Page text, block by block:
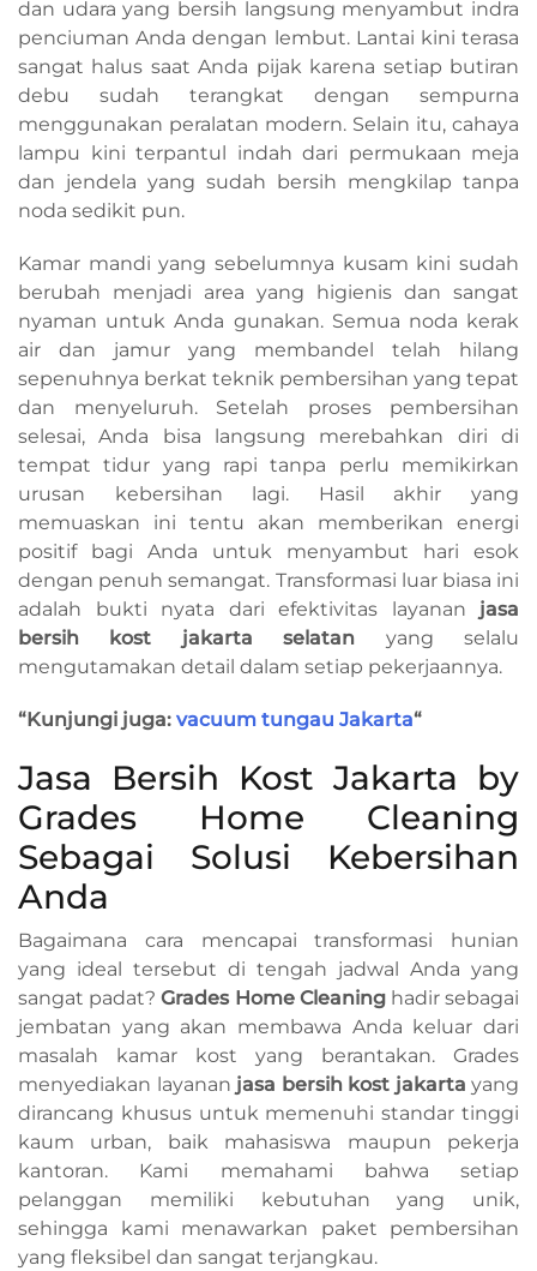
dan udara yang bersih langsung menyambut indra
penciuman Anda dengan lembut. Lantai kini terasa
sangat halus saat Anda pijak karena setiap butiran
debu sudah terangkat dengan sempurna
menggunakan peralatan modern. Selain itu, cahaya
lampu kini terpantul indah dari permukaan meja
dan jendela yang sudah bersih mengkilap tanpa
noda sedikit pun.
Kamar mandi yang sebelumnya kusam kini sudah
berubah menjadi area yang higienis dan sangat
nyaman untuk Anda gunakan. Semua noda kerak
air dan jamur yang membandel telah hilang
sepenuhnya berkat teknik pembersihan yang tepat
dan menyeluruh. Setelah proses pembersihan
selesai, Anda bisa langsung merebahkan diri di
tempat tidur yang rapi tanpa perlu memikirkan
urusan kebersihan lagi. Hasil akhir yang
memuaskan ini tentu akan memberikan energi
positif bagi Anda untuk menyambut hari esok
dengan penuh semangat. Transformasi luar biasa ini
adalah bukti nyata dari efektivitas layanan jasa
bersih kost jakarta selatan yang selalu
mengutamakan detail dalam setiap pekerjaannya.
“Kunjungi juga: vacuum tungau Jakarta“
Jasa Bersih Kost Jakarta by
Grades Home Cleaning
Sebagai Solusi Kebersihan
Anda
Bagaimana cara mencapai transformasi hunian
yang ideal tersebut di tengah jadwal Anda yang
sangat padat?Grades Home Cleaninghadir sebagai
jembatan yang akan membawa Anda keluar dari
masalah kamar kost yang berantakan. Grades
menyediakan layanan jasa bersih kost jakarta yang
dirancang khusus untuk memenuhi standar tinggi
kaum urban, baik mahasiswa maupun pekerja
kantoran. Kami memahami bahwa setiap
pelanggan memiliki kebutuhan yang unik,
sehingga kami menawarkan paket pembersihan
yang fleksibel dan sangat terjangkau.